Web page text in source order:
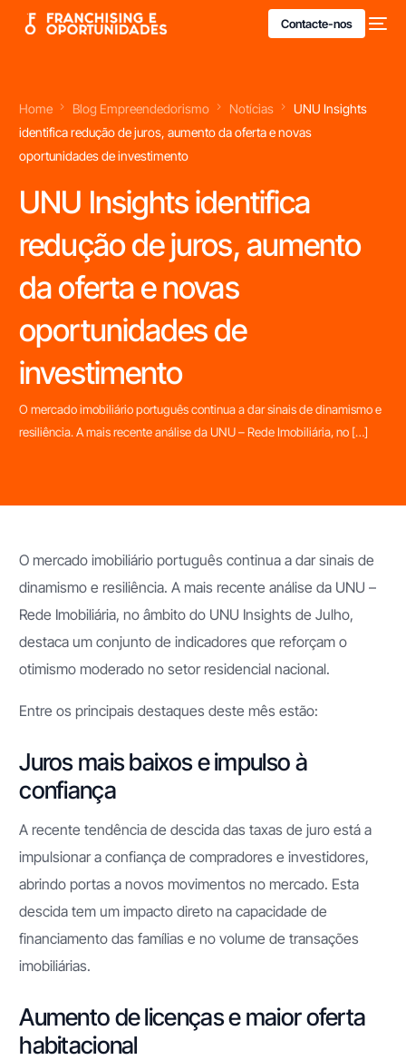
Contacte-nos
Home Blog Empreendedorismo Notícias
UNU Insights
identifica redução de juros, aumento da oferta e novas
oportunidades de investimento
UNU Insights identifica
redução de juros, aumento
da oferta e novas
oportunidades de
investimento
O mercado imobiliário português continua a dar sinais de dinamismo e
resiliência. A mais recente análise da UNU – Rede Imobiliária, no […]
O mercado imobiliário português continua a dar sinais de
dinamismo e resiliência. A mais recente análise da UNU –
Rede Imobiliária, no âmbito do UNU Insights de Julho,
destaca um conjunto de indicadores que reforçam o
otimismo moderado no setor residencial nacional.
Entre os principais destaques deste mês estão:
Juros mais baixos e impulso à
confiança
A recente tendência de descida das taxas de juro está a
impulsionar a confiança de compradores e investidores,
abrindo portas a novos movimentos no mercado. Esta
descida tem um impacto direto na capacidade de
financiamento das famílias e no volume de transações
imobiliárias.
Aumento de licenças e maior oferta
habitacional